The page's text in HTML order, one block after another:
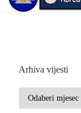
Arhiva vijesti